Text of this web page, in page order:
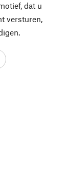
dat u
versturen,